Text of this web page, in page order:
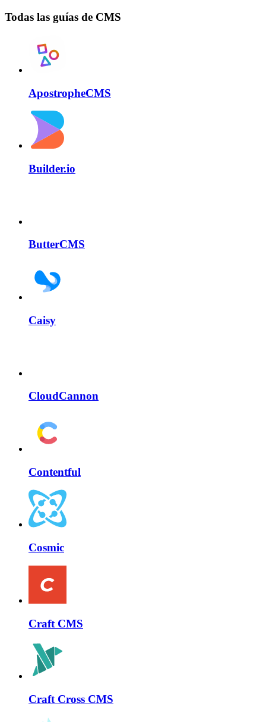
Todas las guías de CMS
ApostropheCMS
Builder.io
ButterCMS
Caisy
CloudCannon
Contentful
Cosmic
Craft CMS
Craft Cross CMS